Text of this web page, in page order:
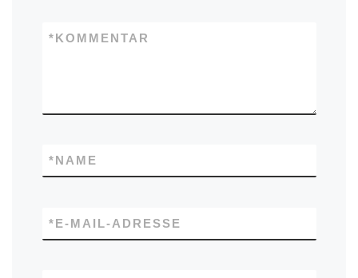
KOMMENTAR
*
NAME
*
E-MAIL-ADRESSE
*